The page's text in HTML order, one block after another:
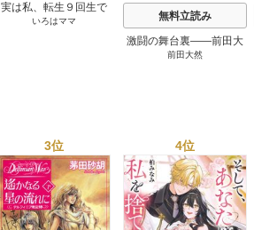
実は私、転生９回生で
す マンガ 私の前世物
いろはママ
無料立読み
激闘の舞台裏――前田大
然が見たワールドカップ
前田大然
3位 4位